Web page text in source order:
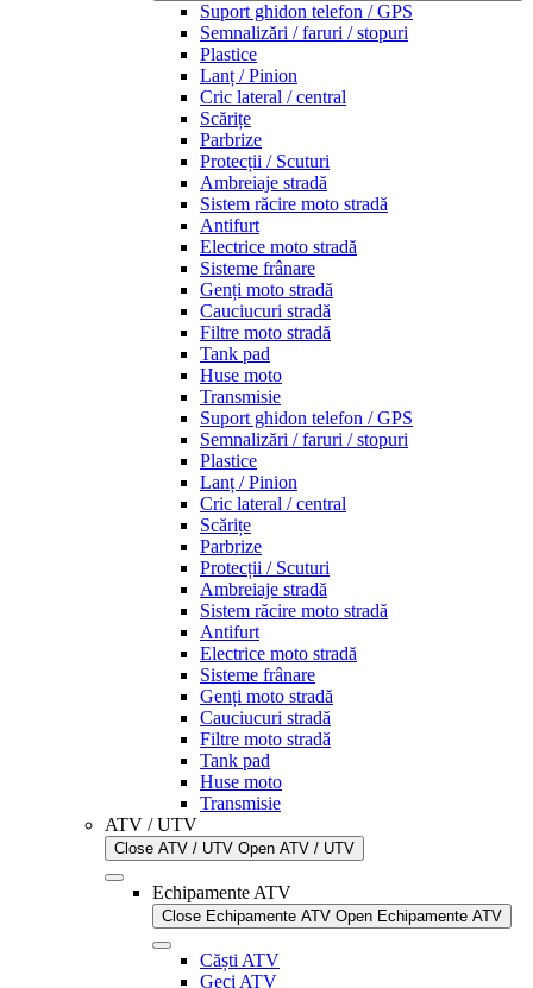
Suport ghidon telefon / GPS
Semnalizări / faruri / stopuri
Plastice
Lanț / Pinion
Cric lateral / central
Scărițe
Parbrize
Protecții / Scuturi
Ambreiaje stradă
Sistem răcire moto stradă
Antifurt
Electrice moto stradă
Sisteme frânare
Genți moto stradă
Cauciucuri stradă
Filtre moto stradă
Tank pad
Huse moto
Transmisie
Suport ghidon telefon / GPS
Semnalizări / faruri / stopuri
Plastice
Lanț / Pinion
Cric lateral / central
Scărițe
Parbrize
Protecții / Scuturi
Ambreiaje stradă
Sistem răcire moto stradă
Antifurt
Electrice moto stradă
Sisteme frânare
Genți moto stradă
Cauciucuri stradă
Filtre moto stradă
Tank pad
Huse moto
Transmisie
ATV / UTV
Close ATV / UTV Open ATV / UTV
Echipamente ATV
Close Echipamente ATV Open Echipamente ATV
Căști ATV
Geci ATV